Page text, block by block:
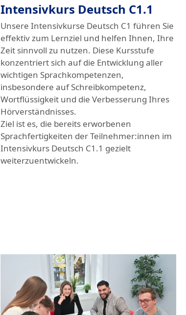
Intensivkurs Deutsch C1.1
Unsere Intensivkurse Deutsch C1 führen Sie
effektiv zum Lernziel und helfen Ihnen, Ihre
Zeit sinnvoll zu nutzen. Diese Kursstufe
konzentriert sich auf die Entwicklung aller
wichtigen Sprachkompetenzen,
insbesondere auf Schreibkompetenz,
Wortflüssigkeit und die Verbesserung Ihres
Hörverständnisses.
Ziel ist es, die bereits erworbenen
Sprachfertigkeiten der Teilnehmer:innen im
Intensivkurs Deutsch C1.1 gezielt
weiterzuentwickeln.